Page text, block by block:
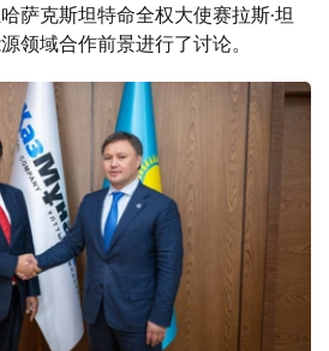
萨克斯坦特命全权大使赛拉斯·坦
领域合作前景进行了讨论。